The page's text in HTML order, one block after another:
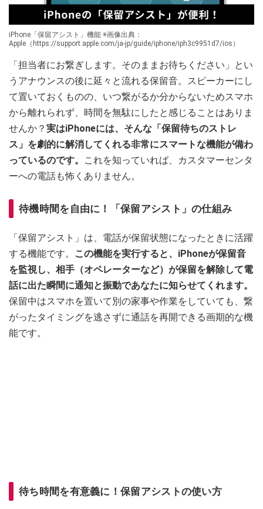
iPhone「保留アシスト」機能 ※画像出典：
Apple（https://support.apple.com/ja-jp/guide/iphone/iph3c9951d7/ios）
「担当者にお繋ぎします。そのままお待ちください」とい
うアナウンスの後に延々と流れる保留音。スピーカーにし
て置いておくものの、いつ繋がるか分からないためスマホ
から離れられず、時間を無駄にしたと感じることはありま
せんか？ 実はiPhoneには、そんな「保留待ちのストレ
ス」を劇的に解消してくれる非常にスマートな機能が備わ
っているのです。
これを知っていれば、カスタマーセンタ
ーへの電話も怖くありません。
待機時間を自由に！「保留アシスト」の仕組み
「保留アシスト」は、電話が保留状態になったときに活躍
する機能です。
この機能を実行すると、iPhoneが保留音
を監視し、相手（オペレーターなど）が保留を解除して電
話に出た瞬間に通知と振動であなたに知らせてくれます。
保留中はスマホを置いて別の家事や作業をしていても、繋
がったタイミングを逃さずに通話を再開できる画期的な機
能です。
待ち時間を有意義に！保留アシストの使い方